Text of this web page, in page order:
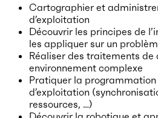
Cartographier et
d’exploitation
Découvrir les principes de
les appliquer sur un
Réaliser des traitements de
environnement complexe
Pratiquer la
d’exploitation
ressources, …)